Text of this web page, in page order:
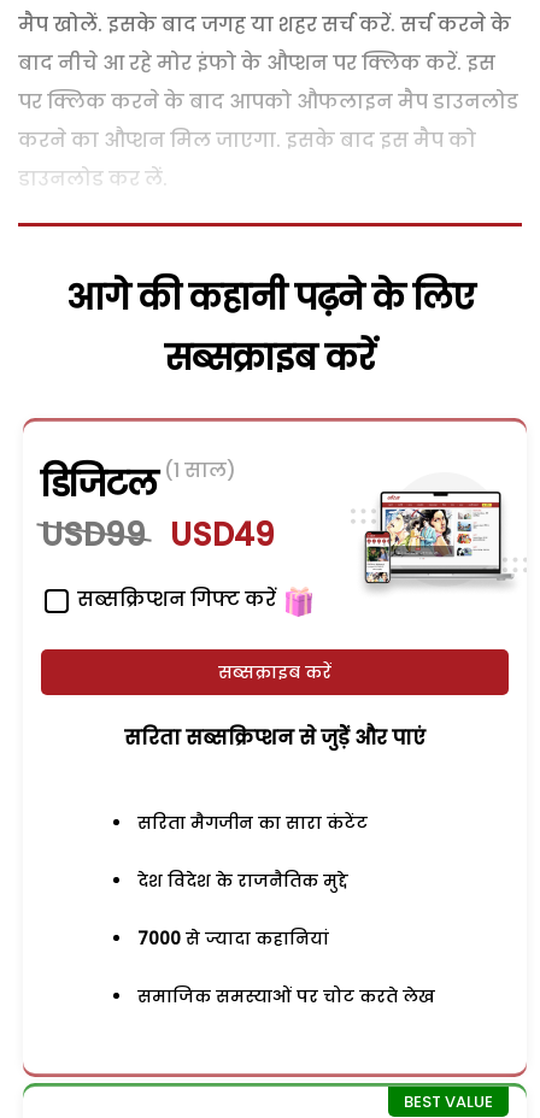
मैप खोलें. इसके बाद जगह या शहर सर्च करें. सर्च करने के
बाद नीचे आ रहे मोर इंफो के औप्शन पर क्लिक करें. इस
पर क्लिक करने के बाद आपको औफलाइन मैप डाउनलोड
करने का औप्शन मिल जाएगा. इसके बाद इस मैप को
डाउनलोड कर लें.
आगे की कहानी पढ़ने के लिए
सब्सक्राइब करें
डिजिटल (1 साल)
USD99 USD49
सब्सक्रिप्शन गिफ्ट करें
सब्सक्राइब करें
सरिता सब्सक्रिप्शन से जुड़ेें और पाएं
सरिता मैगजीन का सारा कंटेंट
देश विदेश के राजनैतिक मुद्दे
7000 से ज्यादा कहानियां
समाजिक समस्याओं पर चोट करते लेख